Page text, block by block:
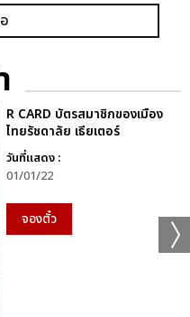
R CARD บัตรสมาชิกของเมือง
ไทยรัชดาลัย เธียเตอร์
วันที่แสดง :
01/01/22
จองตั๋ว